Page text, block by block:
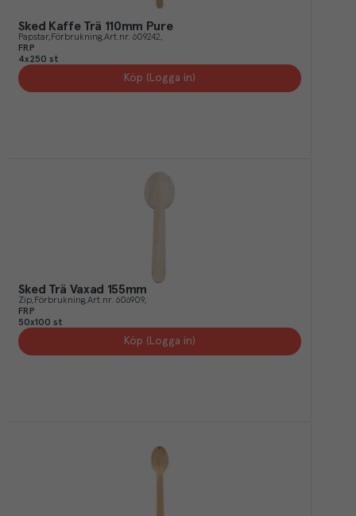
Sked Kaffe Trä 110mm Pure
Papstar Förbrukning Art.nr. 609242
FRP
4x250 st
Köp (Logga in)
Sked Trä Vaxad 155mm
Zip Förbrukning Art.nr. 606909
FRP
50x100 st
Köp (Logga in)